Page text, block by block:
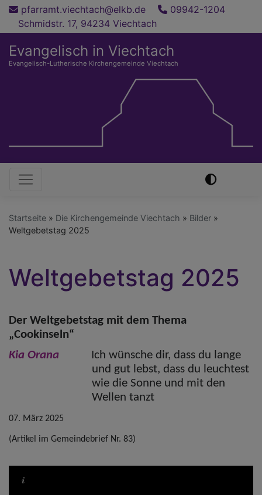
Direkt
Inhalt
pfarramt.viechtach@elkb.de
09942-1204
Schmidstr. 17, 94234 Viechtach
Evangelisch in Viechtach
Evangelisch-Lutherische Kirchengemeinde Viechtach
Hauptnavigation
Startseite Die Kirchengemeinde Viechtach
Bilder
Weltgebetstag 2025
Weltgebetstag 2025
Der Weltgebetstag mit dem Thema
„Cookinseln“
Kia Orana Ich wünsche dir, dass du lange
und gut lebst, dass du leuchtest
wie die Sonne und mit den
Wellen tanzt
07. März 2025
(Artikel im Gemeindebrief Nr. 83)